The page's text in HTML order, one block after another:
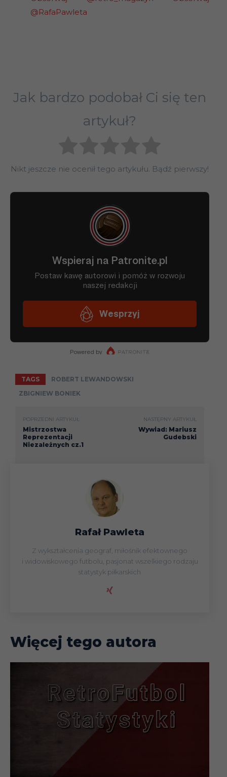
@RafaPawleta
Jak bardzo podobał Ci się ten
artykuł?
Nikt jeszcze nie ocenił tego artykułu. Bądź pierwszy!
TAGS
ROBERT LEWANDOWSKI
ZBIGNIEW BONIEK
POPRZEDNI ARTYKUŁ
Mistrzostwa
Reprezentacji
Niezależnych cz.1
NASTĘPNY ARTYKUŁ
Wywiad: Mariusz
Gudebski
Rafał Pawleta
Z wykształcenia geograf, miłośnik efektownego
i widowiskowego futbolu, pasjonat wszelkiego rodzaju
statystyk piłkarskich
Więcej tego autora